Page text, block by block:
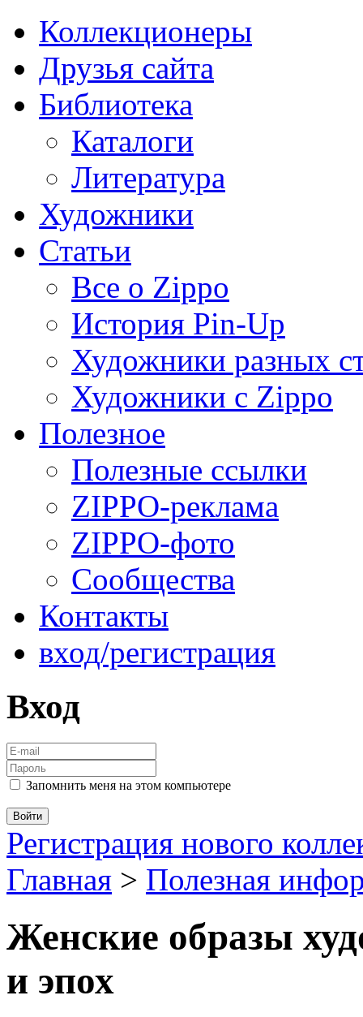
Коллекционеры
Друзья сайта
Библиотека
Каталоги
Литература
Художники
Статьи
Все о Zippo
История Pin-Up
Художники разных
Художники с Zippo
Полезное
Полезные ссылки
ZIPPO-реклама
ZIPPO-фото
Сообщества
Контакты
вход/регистрация
Вход
Запомнить меня на этом компьютере
Регистрация нового
Главная > Полезная
Женские образы
и эпох